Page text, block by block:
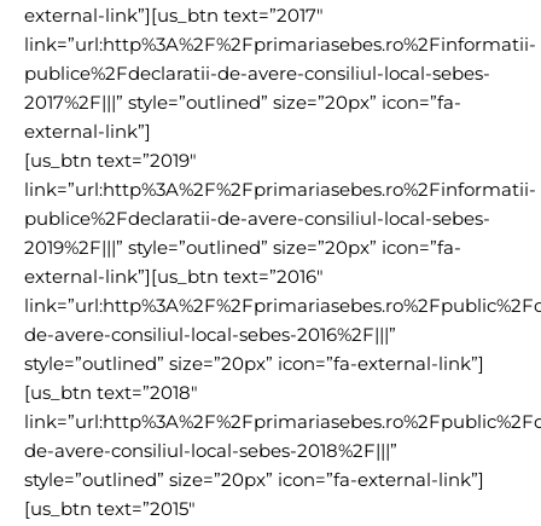
external-link”][us_btn text=”2017″
link=”url:http%3A%2F%2Fprimariasebes.ro%2Finformatii-
publice%2Fdeclaratii-de-avere-consiliul-local-sebes-
2017%2F|||” style=”outlined” size=”20px” icon=”fa-
external-link”]
[us_btn text=”2019″
link=”url:http%3A%2F%2Fprimariasebes.ro%2Finformatii-
publice%2Fdeclaratii-de-avere-consiliul-local-sebes-
2019%2F|||” style=”outlined” size=”20px” icon=”fa-
external-link”][us_btn text=”2016″
de-avere-consiliul-local-sebes-2016%2F|||”
style=”outlined” size=”20px” icon=”fa-external-link”]
[us_btn text=”2018″
de-avere-consiliul-local-sebes-2018%2F|||”
style=”outlined” size=”20px” icon=”fa-external-link”]
[us_btn text=”2015″